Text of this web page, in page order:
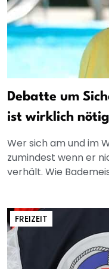
Debatte um
ist wirklich
Wer sich am und im
zumindest wenn er
verhält. Wie
FREIZEIT